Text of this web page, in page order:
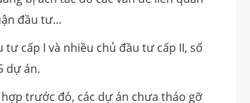
đầu tư...
cấp I và nhiều chủ đầu tư cấp II, số
dự án.
hợp trước đó, các dự án chưa tháo gỡ